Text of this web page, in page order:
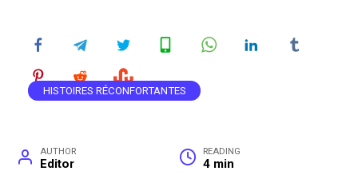
HISTOIRES RÉCONFORTANTES
AUTHOR
Editor
READING
4 min